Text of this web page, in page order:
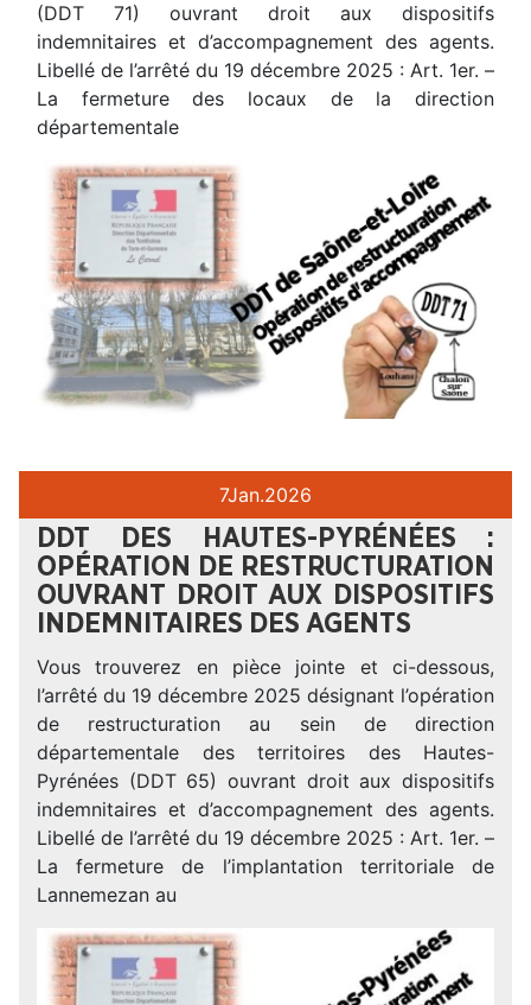
(DDT 71) ouvrant droit aux dispositifs
indemnitaires et d’accompagnement des agents.
Libellé de l’arrêté du 19 décembre 2025 : Art. 1er. –
La fermeture des locaux de la direction
départementale
7Jan.2026
DDT DES HAUTES-PYRÉNÉES :
OPÉRATION DE RESTRUCTURATION
OUVRANT DROIT AUX DISPOSITIFS
INDEMNITAIRES DES AGENTS
Vous trouverez en pièce jointe et ci-dessous,
l’arrêté du 19 décembre 2025 désignant l’opération
de restructuration au sein de direction
départementale des territoires des Hautes-
Pyrénées (DDT 65) ouvrant droit aux dispositifs
indemnitaires et d’accompagnement des agents.
Libellé de l’arrêté du 19 décembre 2025 : Art. 1er. –
La fermeture de l’implantation territoriale de
Lannemezan au